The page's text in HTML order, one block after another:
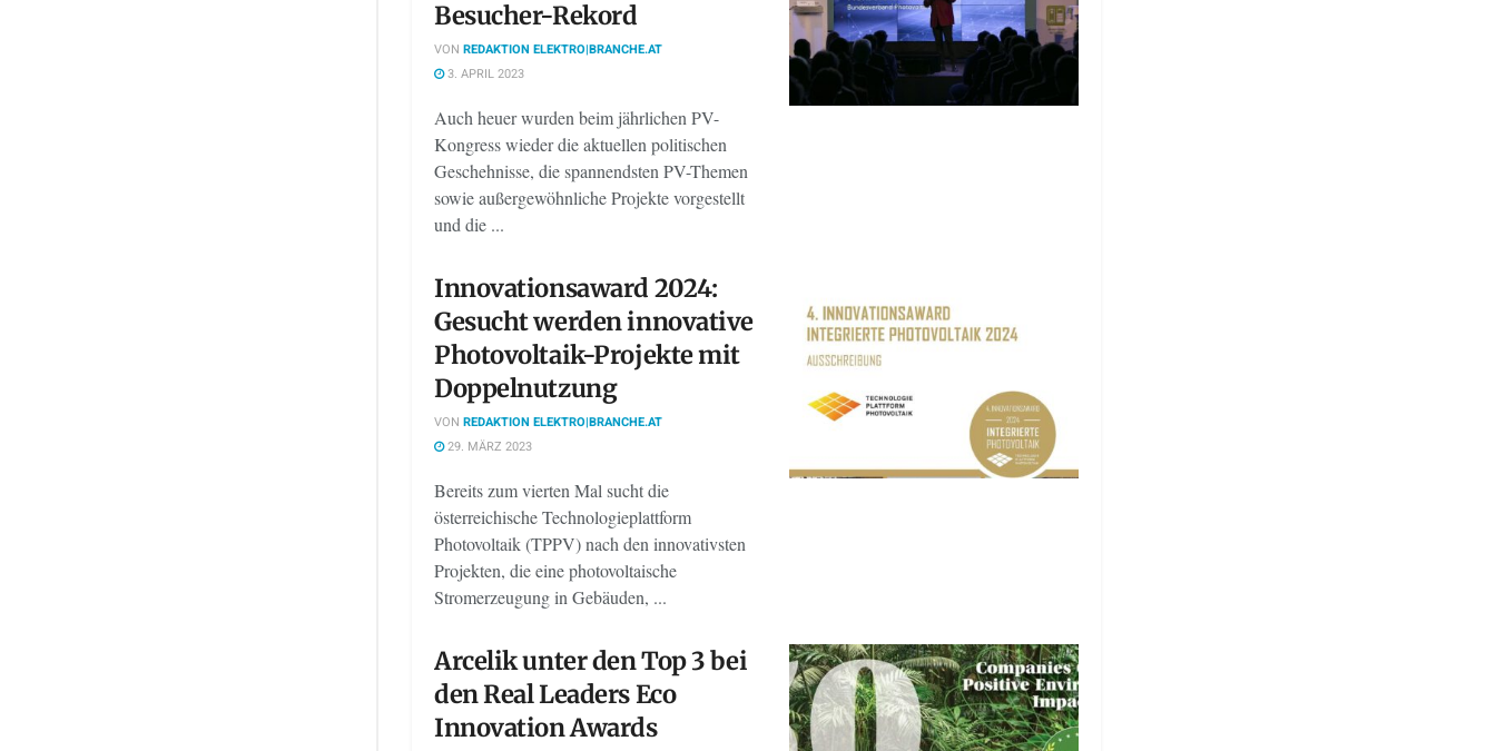
Besucher-Rekord
VON REDAKTION ELEKTRO|BRANCHE.AT
3. APRIL 2023
Auch heuer wurden beim jährlichen PV-
Kongress wieder die aktuellen politischen
Geschehnisse, die spannendsten PV-Themen
sowie außergewöhnliche Projekte vorgestellt
und die ...
Innovationsaward 2024:
Gesucht werden innovative
Photovoltaik-Projekte mit
Doppelnutzung
VON REDAKTION ELEKTRO|BRANCHE.AT
29. MÄRZ 2023
Bereits zum vierten Mal sucht die
österreichische Technologieplattform
Photovoltaik (TPPV) nach den innovativsten
Projekten, die eine photovoltaische
Stromerzeugung in Gebäuden, ...
Arcelik unter den Top 3 bei
den Real Leaders Eco
Innovation Awards